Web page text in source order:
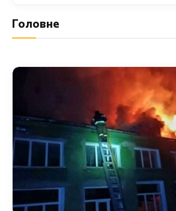
Головне